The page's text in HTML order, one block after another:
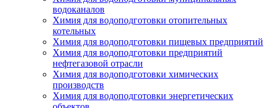
водоканалов
Химия для водоподготовки отопительных
котельных
Химия для водоподготовки пищевых предприятий
Химия для водоподготовки предприятий
нефтегазовой отрасли
Химия для водоподготовки химических
производств
Химия для водоподготовки энергетических